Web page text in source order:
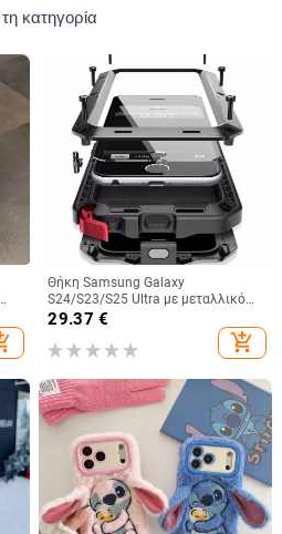
κατηγορία
Θήκη Samsung Galaxy
S24/S23/S25 Ultra με μεταλλικό
πίσω κάλυμμα, μηχανουργική
κατεργασία, προσαρμογή, απαγωγή
θερμότητας, αντίσταση στις
29.37 €
add_shopping_cart